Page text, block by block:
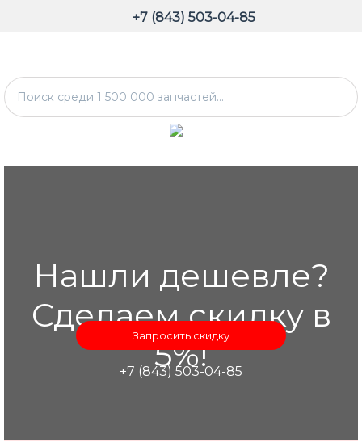
+7 (843) 503-04-85
Нашли дешевле?
Сделаем скидку в
5%!
Запросить скидку
+7 (843) 503-04-85